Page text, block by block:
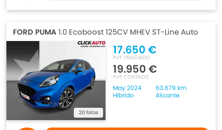
FORD PUMA1.0 Ecoboost 125CV MHEV ST-Line Auto
20 fotos
17.650 €
PVP FINACIADO
19.950 €
PVP CONTADO
May 2024
63.679 km
Híbrido
Alicante